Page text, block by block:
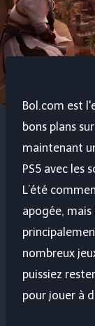
Bol.com est
bons plans
maintenant
PS5 avec les
L’été
apogée,
nombreux
puissiez
pour jouer à